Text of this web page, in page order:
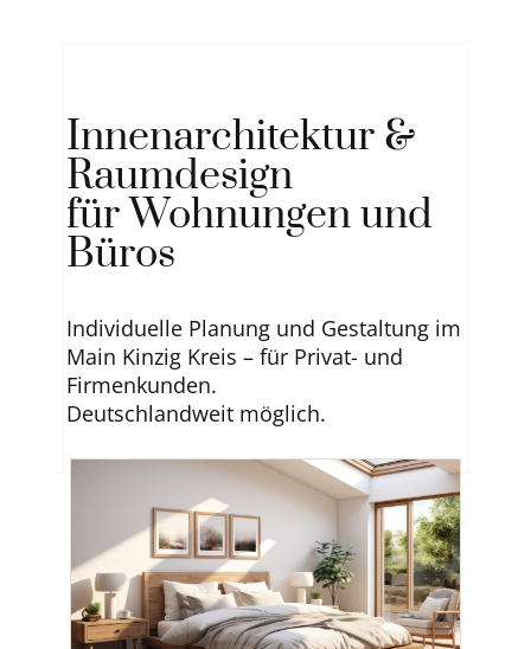
Innenarchitektur &
Raumdesign
für Wohnungen und
Büros
Individuelle Planung und Gestaltung im
Main Kinzig Kreis – für Privat- und
Firmenkunden.
Deutschlandweit möglich.